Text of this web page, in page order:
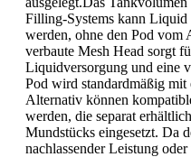
Filling-Systems kann
werden, ohne den Pod vom
verbaute Mesh Head sorgt
Liquidversorgung und eine
Pod wird standardmäßig
Alternativ können
werden, die separat
Mundstücks eingesetzt. Da
nachlassender Leistung